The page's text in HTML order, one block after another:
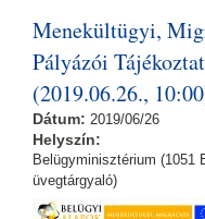
Menekültügyi,
Pályázói
(2019.06.26.,
Dátum: 2019/06/26
Helyszín:
Belügyminisztérium (1051
üvegtárgyaló)